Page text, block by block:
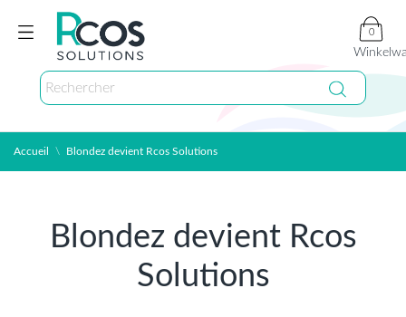
0
Accueil Blondez devient Rcos Solutions
Blondez devient Rcos
Solutions